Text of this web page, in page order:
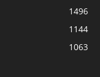
1496
1144
1063